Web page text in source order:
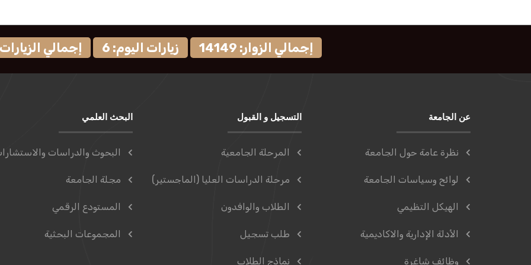
إجمالي الزوار: 14149 زيارات اليوم: 6 إجمالي الزيارات:
عن الجامعة
نظرة عامة حول الجامعة
لوائح وسياسات الجامعة
الهيكل التظيمي
الأدلة الإدارية والاكاديمية
وظائف شاغرة
التسجيل و القبول
المرحلة الجامعية
مرحلة الدراسات العليا (الماجستير)
الطلاب والوافدون
طلب تسجيل
نماذج الطلاب
البحث العلمي
البحوث والدراسات
مجلة الجامعة
المستودع الرقمي
المجموعات البحثية